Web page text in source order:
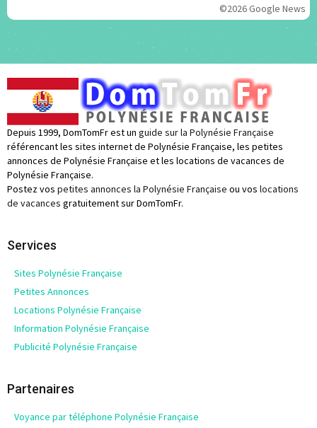
©2026 Google News
Depuis 1999, DomTomFr est un guide sur la Polynésie Française
référencant les sites internet de Polynésie Française, les petites
annonces de Polynésie Française et les locations de vacances de
Polynésie Française.
Postez vos petites annonces la Polynésie Française ou vos locations
de vacances gratuitement sur DomTomFr.
Services
Sites Polynésie Française
Petites Annonces
Locations Polynésie Française
Information Polynésie Française
Publicité Polynésie Française
Partenaires
Voyance par téléphone Polynésie Française